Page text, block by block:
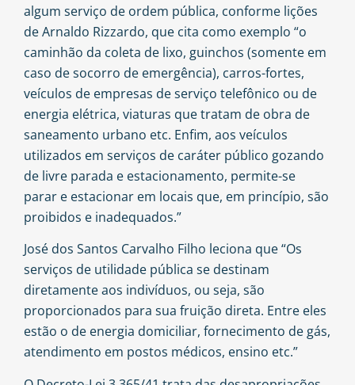
algum serviço de ordem pública, conforme lições
deArnaldo Rizzardo, que cita como exemplo “o
caminhão da coleta de lixo, guinchos (somente em
caso de socorro de emergência), carros-fortes,
veículos de empresas de serviço telefônico ou de
energia elétrica, viaturas que tratam de obra de
saneamento urbano etc. Enfim, aos veículos
utilizados em serviços de caráter público gozando
de livre parada e estacionamento, permite-se
parar e estacionar em locais que, em princípio, são
proibidos e inadequados.”
José dos Santos Carvalho Filho leciona que “Os
serviços de utilidade pública se destinam
diretamente aos indivíduos, ou seja, são
proporcionados para sua fruição direta. Entre eles
estão o de energia domiciliar, fornecimento de gás,
atendimento em postos médicos, ensino etc.”